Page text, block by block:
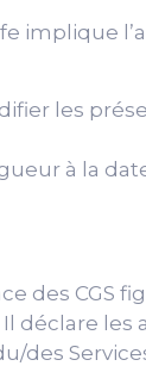
implique
les
à la
des
les